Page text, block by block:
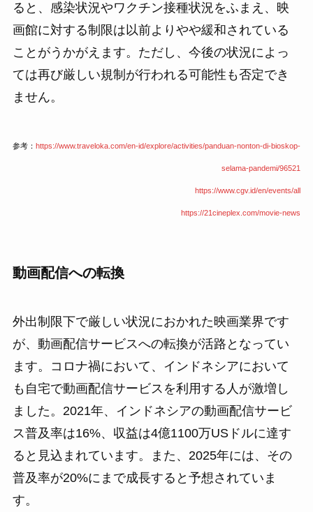
ると、感染状況やワクチン接種状況をふまえ、映
画館に対する制限は以前よりやや緩和されている
ことがうかがえます。ただし、今後の状況によっ
ては再び厳しい規制が行われる可能性も否定でき
ません。
参考：https://www.traveloka.com/en-id/explore/activities/panduan-nonton-di-bioskop-
selama-pandemi/96521
https://www.cgv.id/en/events/all
https://21cineplex.com/movie-news
動画配信への転換
外出制限下で厳しい状況におかれた映画業界です
が、動画配信サービスへの転換が活路となってい
ます。コロナ禍において、インドネシアにおいて
も自宅で動画配信サービスを利用する人が激増し
ました。2021年、インドネシアの動画配信サービ
ス普及率は16%、収益は4億1100万USドルに達す
ると見込まれています。また、2025年には、その
普及率が20%にまで成長すると予想されていま
す。